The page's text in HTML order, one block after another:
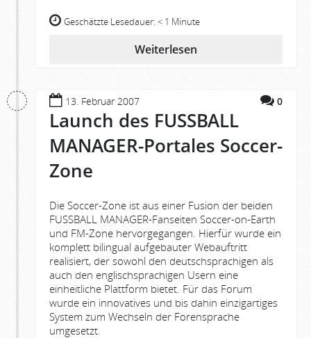
Geschätzte Lesedauer: < 1 Minute
Weiterlesen
13. Februar 2007 0
Launch des FUSSBALL
MANAGER-Portales Soccer-
Zone
Die Soccer-Zone ist aus einer Fusion der beiden
FUSSBALL MANAGER-Fanseiten Soccer-on-Earth
und FM-Zone hervorgegangen. Hierfür wurde ein
komplett bilingual aufgebauter Webauftritt
realisiert, der sowohl den deutschsprachigen als
auch den englischsprachigen Usern eine
einheitliche Plattform bietet. Für das Forum
wurde ein innovatives und bis dahin einzigartiges
System zum Wechseln der Forensprache
umgesetzt.